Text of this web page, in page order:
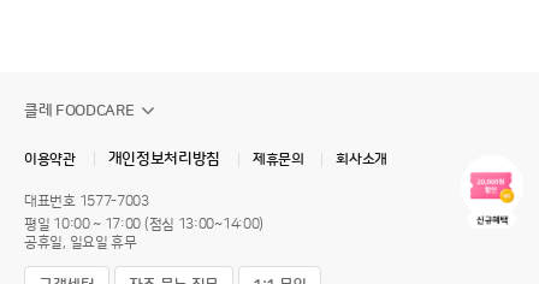
클레 FOODCARE
이용약관 개인정보처리방침 제휴문의 회사소개
대표번호 1577-7003
평일 10:00 ~ 17:00 (점심 13:00~14:00)
공휴일, 일요일 휴무